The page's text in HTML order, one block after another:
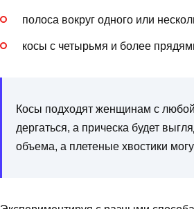
полоса вокруг одного или
косы с четырьмя и более
Косы подходят женщинам с
дергаться, а прическа будет
объема, а плетеные хвостики